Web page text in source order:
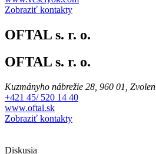
Zobraziť kontakty
OFTAL s. r. o.
OFTAL s. r. o.
Kuzmányho nábrežie 28, 960 01, Zvolen
+421 45/ 520 14 40
www.oftal.sk
Zobraziť kontakty
Diskusia